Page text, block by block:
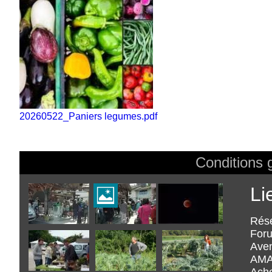
Fichier
20260522_Paniers legumes.pdf
Footer
Conditions